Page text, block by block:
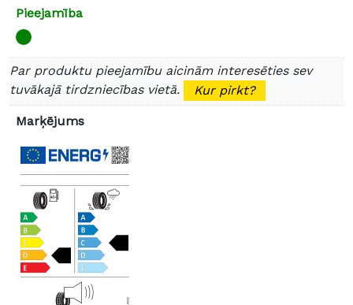
Pieejamība
Par produktu pieejamību aicinām interesēties sev
tuvākajā tirdzniecības vietā.
Kur pirkt?
Marķējums